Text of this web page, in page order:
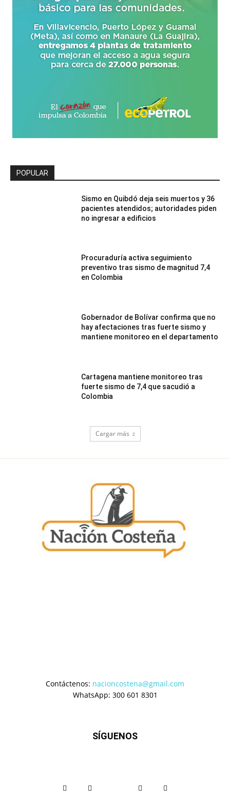
POPULAR
Sismo en Quibdó deja seis muertos y 36
pacientes atendidos; autoridades piden
no ingresar a edificios
Procuraduría activa seguimiento
preventivo tras sismo de magnitud 7,4
en Colombia
Gobernador de Bolívar confirma que no
hay afectaciones tras fuerte sismo y
mantiene monitoreo en el departamento
Cartagena mantiene monitoreo tras
fuerte sismo de 7,4 que sacudió a
Colombia
Cargar más
Contáctenos: nacioncostena@gmail.com
WhatsApp: 300 601 8301
SÍGUENOS